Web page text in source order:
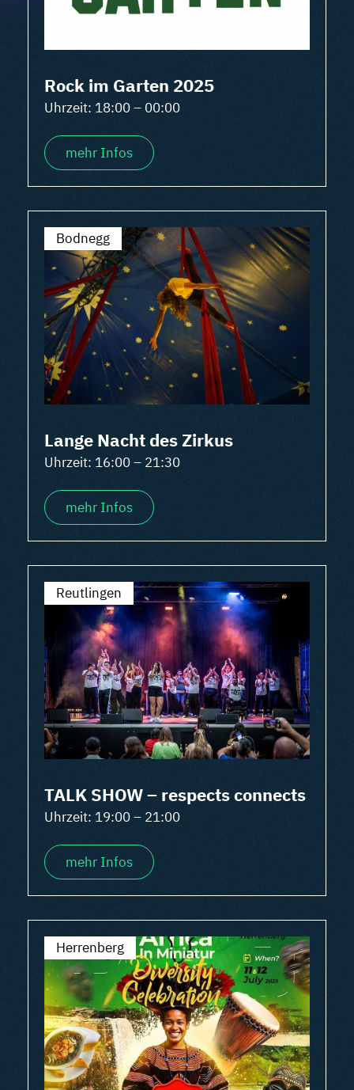
Rock im Garten 2025
Uhrzeit: 18:00 – 00:00
mehr Infos
Bodnegg
Lange Nacht des Zirkus
Uhrzeit: 16:00 – 21:30
mehr Infos
Reutlingen
TALK SHOW – respects connects
Uhrzeit: 19:00 – 21:00
mehr Infos
Herrenberg